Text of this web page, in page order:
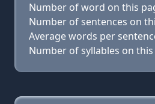
Number of word on this
Number of sentences on
Average words per
Number of syllables on this